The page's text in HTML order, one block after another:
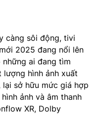
càng sôi động, tivi
mới 2025 đang nổi lên
ai đang tìm
hình ảnh xuất
sở hữu mức giá hợp
ảnh và âm thanh
XR, Dolby